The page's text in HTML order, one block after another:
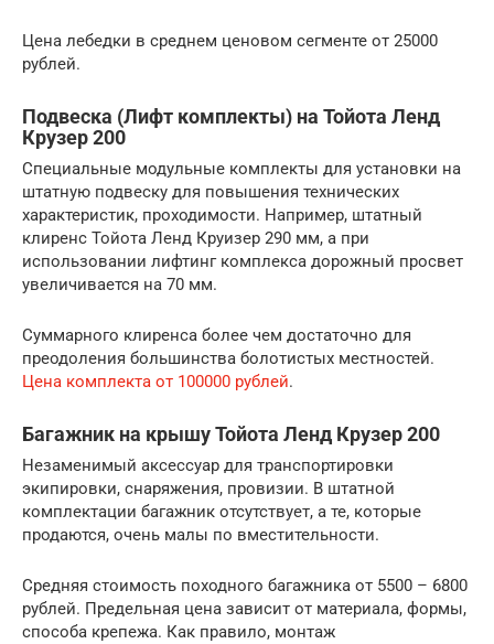
Цена лебедки в среднем ценовом сегменте от 25000
рублей.
Подвеска (Лифт комплекты) на Тойота Ленд
Крузер 200
Специальные модульные комплекты для установки на
штатную подвеску для повышения технических
характеристик, проходимости. Например, штатный
клиренс Тойота Ленд Круизер 290 мм, а при
использовании лифтинг комплекса дорожный просвет
увеличивается на 70 мм.
Суммарного клиренса более чем достаточно для
преодоления большинства болотистых местностей.
Цена комплекта от 100000 рублей.
Багажник на крышу Тойота Ленд Крузер 200
Незаменимый аксессуар для транспортировки
экипировки, снаряжения, провизии. В штатной
комплектации багажник отсутствует, а те, которые
продаются, очень малы по вместительности.
Средняя стоимость походного багажника от 5500 – 6800
рублей. Предельная цена зависит от материала, формы,
способа крепежа. Как правило, монтаж